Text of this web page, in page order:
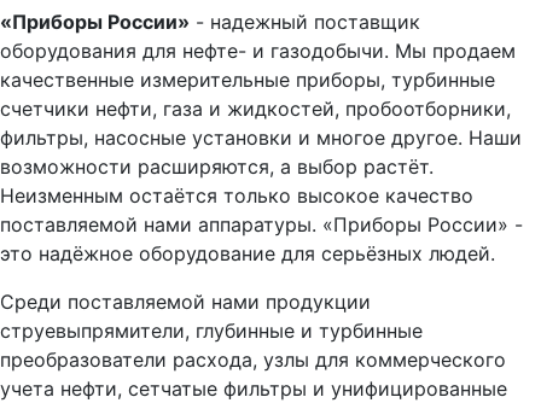
«Приборы России» - надежный поставщик
оборудования для нефте- и газодобычи. Мы продаем
качественные измерительные приборы, турбинные
счетчики нефти, газа и жидкостей, пробоотборники,
фильтры, насосные установки и многое другое. Наши
возможности расширяются, а выбор растёт.
Неизменным остаётся только высокое качество
поставляемой нами аппаратуры. «Приборы России» -
это надёжное оборудование для серьёзных людей.
Среди поставляемой нами продукции
струевыпрямители, глубинные и турбинные
преобразователи расхода, узлы для коммерческого
учета нефти, сетчатые фильтры и унифицированные